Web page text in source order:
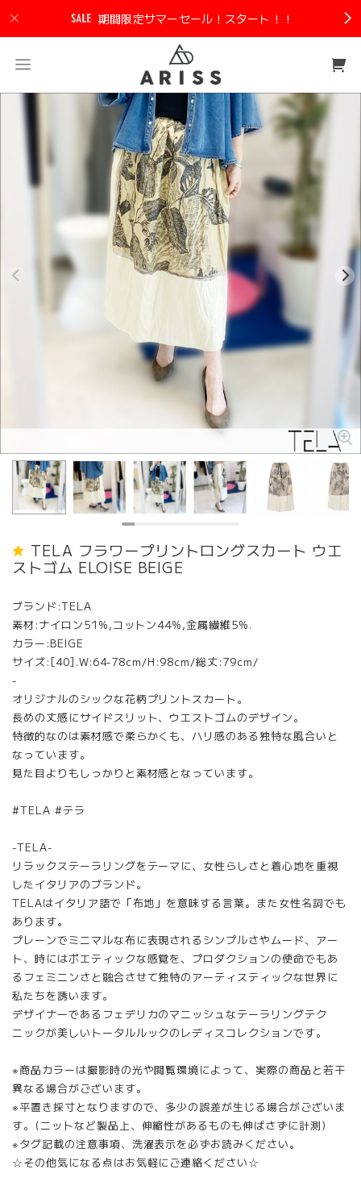
期間限定サマーセール！スタート！！
TELA フラワープリントロングスカート ウエ
ストゴム ELOISE BEIGE
ブランド:TELA
素材:ナイロン51%,コットン44%,金属繊維5%.
カラー:BEIGE
サイズ:[40].W:64-78cm/H:98cm/総丈:79cm/
-
オリジナルのシックな花柄プリントスカート。
長めの丈感にサイドスリット、ウエストゴムのデザイン。
特徴的なのは素材感で柔らかくも、ハリ感のある独特な風合いと
なっています。
見た目よりもしっかりと素材感となっています。
#TELA #テラ
-TELA-
リラックステーラリングをテーマに、女性らしさと着心地を重視
したイタリアのブランド。
TELAはイタリア語で「布地」を意味する言葉。また女性名詞でも
あります。
プレーンでミニマルな布に表現されるシンプルさやムード、アー
ト、時にはポエティックな感覚を、プロダクションの使命でもあ
るフェミニンさと融合させて独特のアーティスティックな世界に
私たちを誘います。
デザイナーであるフェデリカのマニッシュなテーラリングテク
ニックが美しいトータルルックのレディスコレクションです。
※商品カラーは撮影時の光や閲覧環境によって、実際の商品と若干
異なる場合がございます。
※平置き採寸となりますので、多少の誤差が生じる場合がございま
す。(ニットなど製品上、伸縮性があるものも伸ばさずに計測)
※タグ記載の注意事項、洗濯表示を必ずお読みください。
☆その他気になる点はお気軽にご連絡ください☆